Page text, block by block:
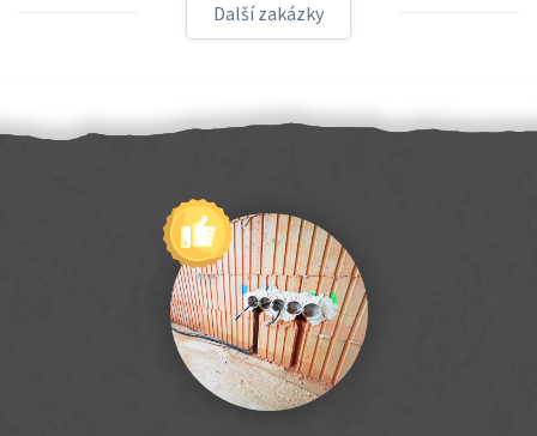
Další zakázky